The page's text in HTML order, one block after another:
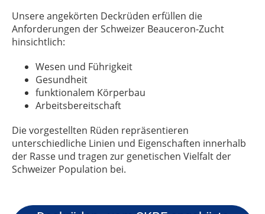
Unsere angekörten Deckrüden erfüllen die
Anforderungen der Schweizer Beauceron-Zucht
hinsichtlich:
Wesen und Führigkeit
Gesundheit
funktionalem Körperbau
Arbeitsbereitschaft
Die vorgestellten Rüden repräsentieren
unterschiedliche Linien und Eigenschaften innerhalb
der Rasse und tragen zur genetischen Vielfalt der
Schweizer Population bei.